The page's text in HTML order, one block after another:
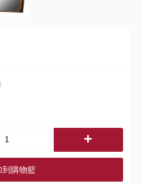
+
到購物籃